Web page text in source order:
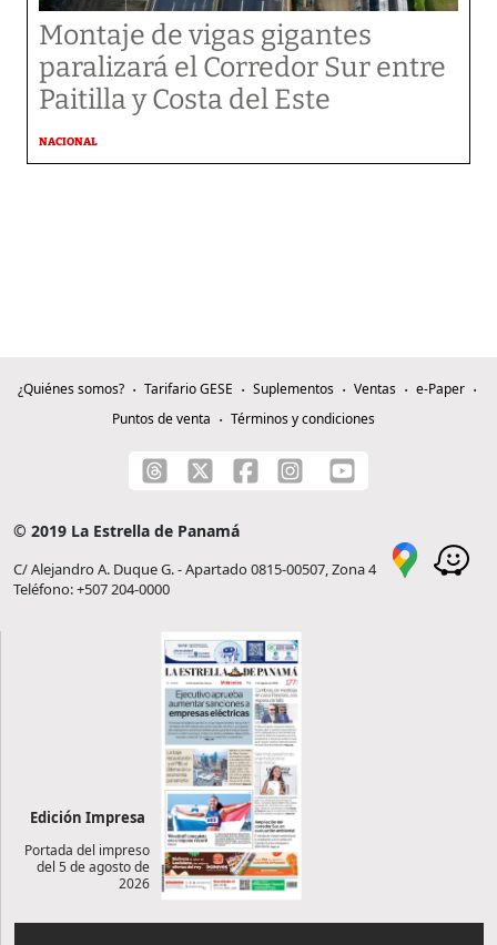
Montaje de vigas gigantes
paralizará el Corredor Sur entre
Paitilla y Costa del Este
NACIONAL
¿Quiénes somos? Tarifario GESE Suplementos Ventas
e-Paper
Puntos de venta
Términos y condiciones
© 2019 La Estrella de Panamá
C/ Alejandro A. Duque G. - Apartado 0815-00507, Zona 4
Teléfono: +507 204-0000
Edición Impresa
Portada del impreso
del 5 de agosto de
2026